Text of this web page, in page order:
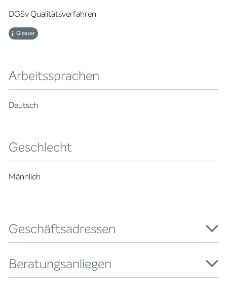
DGSv Qualitätsverfahren
Glossar
Arbeitssprachen
Deutsch
Geschlecht
Männlich
Geschäftsadressen
Beratungsanliegen